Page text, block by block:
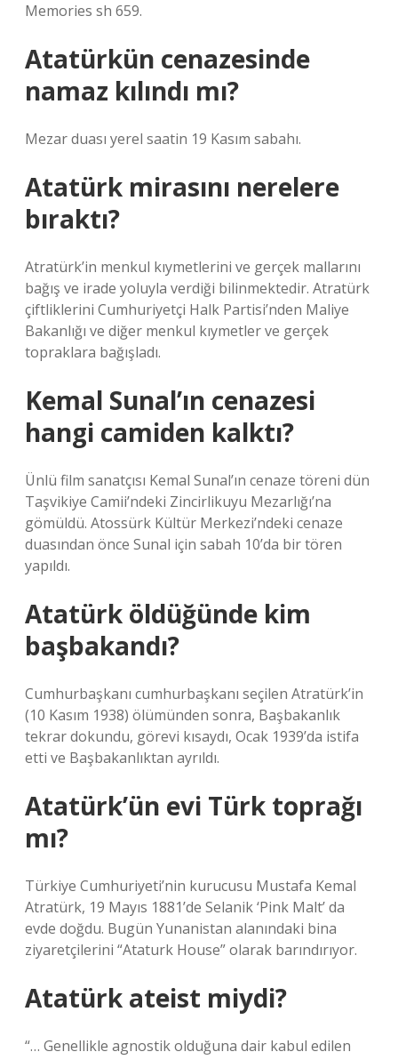
Memories sh 659.
Atatürkün cenazesinde
namaz kılındı mı?
Mezar duası yerel saatin 19 Kasım sabahı.
Atatürk mirasını nerelere
bıraktı?
Atratürk’in menkul kıymetlerini ve gerçek mallarını
bağış ve irade yoluyla verdiği bilinmektedir. Atratürk
çiftliklerini Cumhuriyetçi Halk Partisi’nden Maliye
Bakanlığı ve diğer menkul kıymetler ve gerçek
topraklara bağışladı.
Kemal Sunal’ın cenazesi
hangi camiden kalktı?
Ünlü film sanatçısı Kemal Sunal’ın cenaze töreni dün
Taşvikiye Camii’ndeki Zincirlikuyu Mezarlığı’na
gömüldü. Atossürk Kültür Merkezi’ndeki cenaze
duasından önce Sunal için sabah 10’da bir tören
yapıldı.
Atatürk öldüğünde kim
başbakandı?
Cumhurbaşkanı cumhurbaşkanı seçilen Atratürk’in
(10 Kasım 1938) ölümünden sonra, Başbakanlık
tekrar dokundu, görevi kısaydı, Ocak 1939’da istifa
etti ve Başbakanlıktan ayrıldı.
Atatürk’ün evi Türk toprağı
mı?
Türkiye Cumhuriyeti’nin kurucusu Mustafa Kemal
Atratürk, 19 Mayıs 1881’de Selanik ‘Pink Malt’ da
evde doğdu. Bugün Yunanistan alanındaki bina
ziyaretçilerini “Ataturk House” olarak barındırıyor.
Atatürk ateist miydi?
“… Genellikle agnostik olduğuna dair kabul edilen